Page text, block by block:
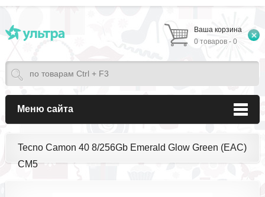
Ваша корзина
0 товаров - 0
Меню сайта
Tecno Camon 40 8/256Gb Emerald Glow Green (EAC)
CM5